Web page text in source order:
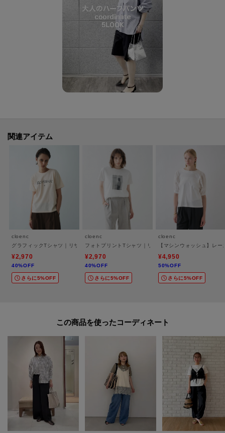
※照明の関係により、実際よりも色味が違って見える場合があります。ま
た、パソコン・スマートフォンなどの環境により、若干製品と画像のカラー
関連アイテム
cloenc
グラフィックTシャツ｜リサイクルポリエステル
¥2,970
40%OFF
さらに5%OFF
cloenc
フォトプリントTシャツ｜リサイクルポリエステル
¥2,970
40%OFF
さらに5%OFF
cloenc
【マシンウォッシュ】レ
¥4,950
50%OFF
さらに5%OFF
この商品を使った